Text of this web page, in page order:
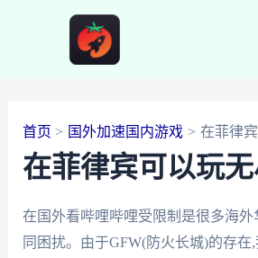
首页 国外加速国内游戏 在菲律
在菲律宾可以玩
在国外看哔哩哔哩受限制是很多海
同困扰。由于GFW(防火长城)的存